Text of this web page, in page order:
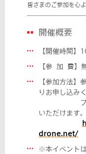
皆さまのご参加を心
開催概要
【開催時間
【参 加 費】
【参加方法】
りお申し込み
プログラ
いただけます。
drone.net/
※本イベント